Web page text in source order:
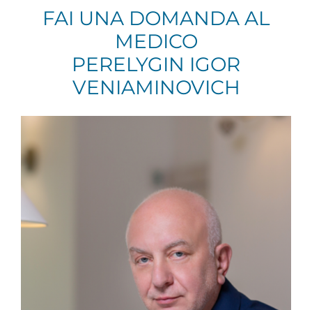
FAI UNA DOMANDA AL
MEDICO
PERELYGIN IGOR
VENIAMINOVICH